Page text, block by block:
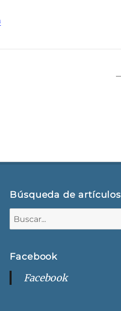
Búsqueda de artículos
Facebook
Facebook